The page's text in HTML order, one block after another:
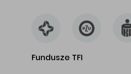
Fundusze TFI